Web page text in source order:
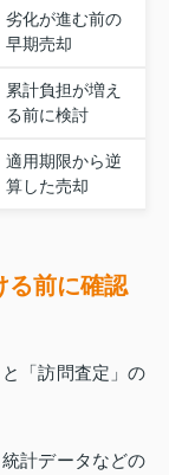
劣化が進む前の
早期売却
累計負担が増え
る前に検討
適用期限から逆
算した売却
る前に確認
「訪問査定」の
計データなどの